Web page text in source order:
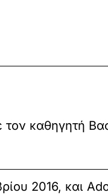
καθηγητή
2016, και